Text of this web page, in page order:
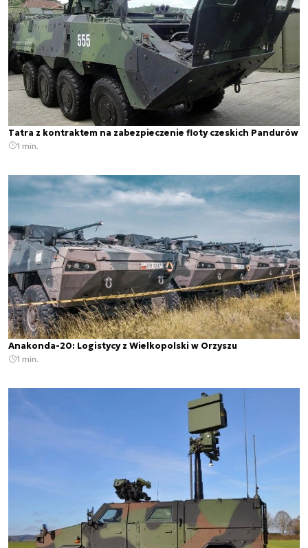
Tatra z kontraktem na zabezpieczenie floty czeskich Pandurów
1 min.
Anakonda-20: Logistycy z Wielkopolski w Orzyszu
1 min.